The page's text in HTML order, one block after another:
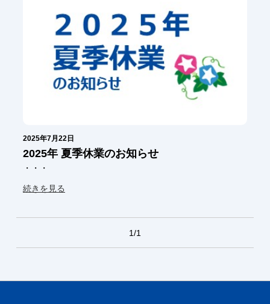
2025年7月22日
2025年 夏季休業のお知らせ
・・・
続きを見る
1/1